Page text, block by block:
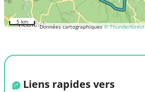
Données cartographiques© Thunderforest
5 km
Liens rapides vers